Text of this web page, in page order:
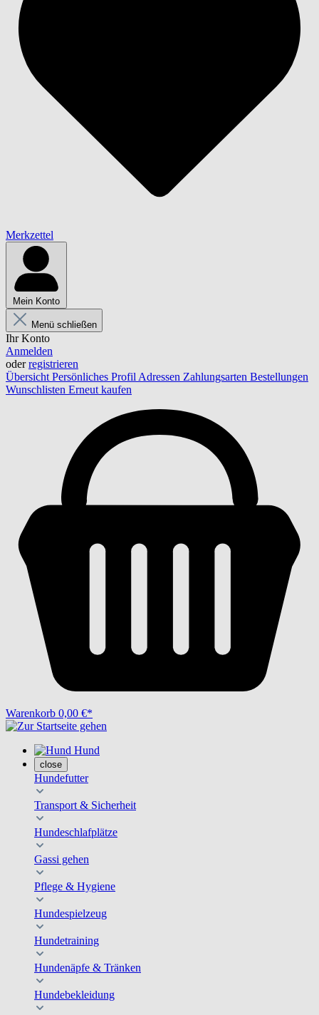
Merkzettel
Mein Konto
Menü schließen
Ihr Konto
Anmelden
oderregistrieren
Übersicht Persönliches Profil Adressen Zahlungsarten Bestellungen
Wunschlisten Erneut kaufen
Warenkorb 0,00 €*
Hund
close
Hundefutter
Transport & Sicherheit
Hundeschlafplätze
Gassi gehen
Pflege & Hygiene
Hundespielzeug
Hundetraining
Hundenäpfe & Tränken
Hundebekleidung